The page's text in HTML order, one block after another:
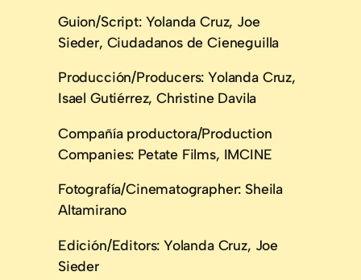
Guion/Script: Yolanda Cruz, Joe
Sieder, Ciudadanos de Cieneguilla
Producción/Producers: Yolanda Cruz,
Isael Gutiérrez, Christine Davila
Compañía productora/Production
Companies: Petate Films, IMCINE
Fotografía/Cinematographer: Sheila
Altamirano
Edición/Editors: Yolanda Cruz, Joe
Sieder